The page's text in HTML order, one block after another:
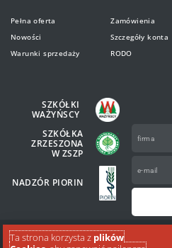
Pełna oferta
Nowości
Warunki sprzedaży
Zamówienia
Szczegóły konta
RODO
SZKÓŁKI
WAŻYŃSCY
SZKÓŁKA
ZRZESZONA
W ZSZP
NADZÓR PIORIN
mail
Copyright © 2024 DOROSŁE rośliny w
Ważyński. Wszystkie prawa zastrzeżone.
Ta strona korzysta z plików